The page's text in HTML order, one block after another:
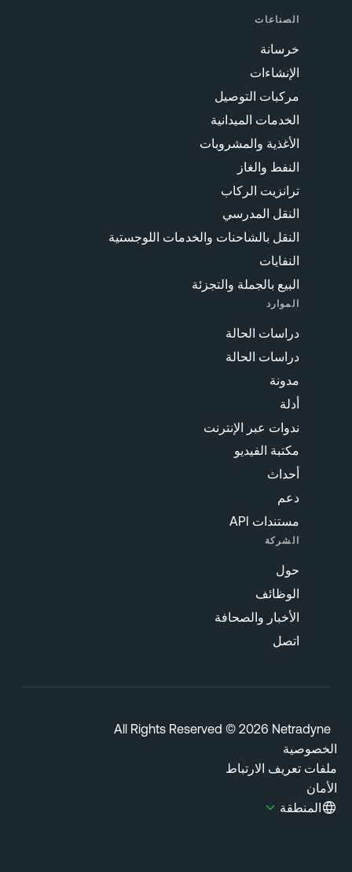
الصناعات
خرسانة
الإنشاءات
مركبات التوصيل
الخدمات الميدانية
الأغذية والمشروبات
النفط والغاز
ترانزيت الركاب
النقل المدرسي
النقل بالشاحنات والخدمات اللوجستية
النفايات
البيع بالجملة والتجزئة
الموارد
دراسات الحالة
دراسات الحالة
مدونة
ندوات عبر الإنترنت
مكتبة الفيديو
أحداث
مستندات API
الشركة
الوظائف
الأخبار والصحافة
اتصل
All Rights Reserved © 2026
تعريف الارتباط
المنطقة